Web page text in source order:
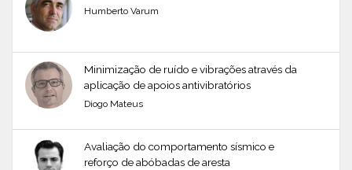
Humberto Varum
Minimização de ruído e vibrações através da
aplicação de apoios antivibratórios
Diogo Mateus
Avaliação do comportamento sísmico e
reforço de abóbadas de aresta